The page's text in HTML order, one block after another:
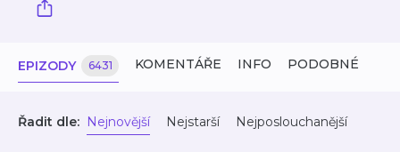
EPIZODY 6431 KOMENTÁŘE INFO PODOBNÉ
Řadit dle: Nejnovější Nejstarší Nejposlouchanější